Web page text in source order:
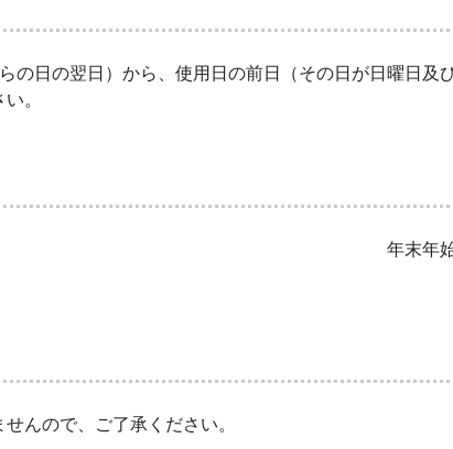
日の翌日）から、使用日の前日（その日が日曜日及
。
年末年始（12月29日か
んので、ご了承ください。